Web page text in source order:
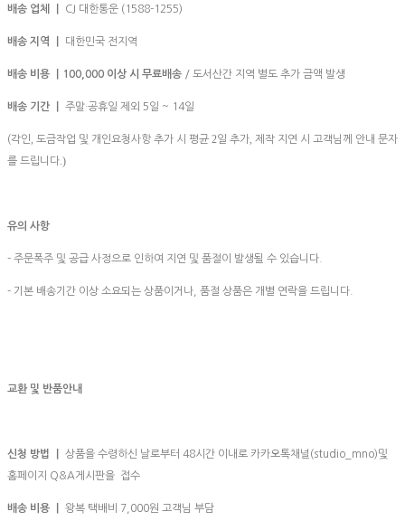
배송 업체 ㅣ CJ 대한통운 (1588-1255)
배송 지역 ㅣ 대한민국 전지역
배송 비용 ㅣ100,000 이상 시 무료배송 / 도서산간 지역 별도 추가 금액 발생
배송 기간 ㅣ 주말·공휴일 제외 5일 ~ 14일
(각인, 도금작업 및 개인요청사항 추가 시 평균 2일 추가, 제작 지연 시 고객님께 안내 문자
를 드립니다.)
유의 사항
- 주문폭주 및 공급 사정으로 인하여 지연 및 품절이 발생될 수 있습니다.
- 기본 배송기간 이상 소요되는 상품이거나, 품절 상품은 개별 연락을 드립니다.
교환 및 반품안내
신청 방법 ㅣ 상품을 수령하신 날로부터 48시간 이내로 카카오톡채널(studio_mno)및
홈페이지 Q&A게시판을 접수
배송 비용 ㅣ 왕복 택배비 7,000원 고객님 부담